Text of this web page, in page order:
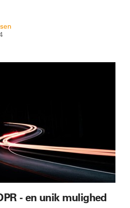
- en unik mulighed